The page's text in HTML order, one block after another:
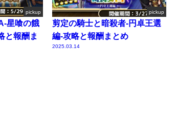
pickup
星喰の餓
と報酬ま
pickup
剪定の騎士と暗殺者-円卓王選
編-攻略と報酬まとめ
2025.03.14